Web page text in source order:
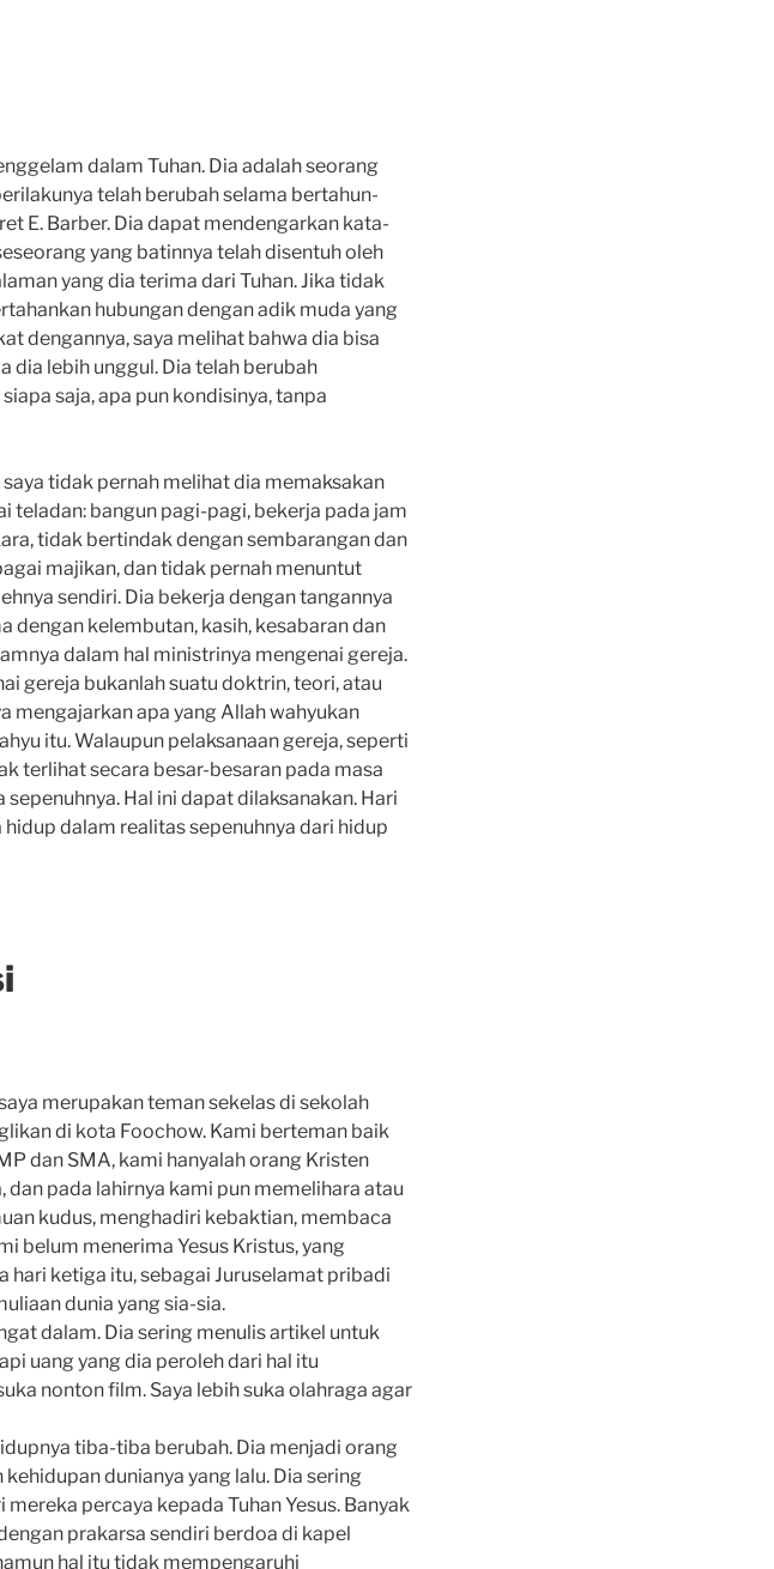
dalam Tuhan. Dia adalah seorang
telah berubah selama bertahun-
E. Barber. Dia dapat mendengarkan kata-
yang batinnya telah disentuh oleh
yang dia terima dari Tuhan. Jika tidak
hubungan dengan adik muda yang
dengannya, saya melihat bahwa dia bisa
dia lebih unggul. Dia telah berubah
saja, apa pun kondisinya, tanpa
tidak pernah melihat dia memaksakan
teladan: bangun pagi-pagi, bekerja pada jam
tidak bertindak dengan sembarangan dan
majikan, dan tidak pernah menuntut
sendiri. Dia bekerja de­ngan tangannya
dengan kelembutan, kasih, kesa­baran dan
dalam hal ministrinya mengenai gereja.
gereja bu­kanlah suatu doktrin, teori, atau
mengajarkan apa yang Allah wahyukan
itu. Walaupun pelaksanaan gereja, seperti
terlihat secara besar-besaran pada masa
Hal ini dapat dilaksana­kan. Hari
dalam realitas sepenuhnya dari hidup
merupakan teman sekelas di sekolah
di kota Foochow. Kami berteman baik
dan SMA, kami hanyalah orang Kristen
pada lahirnya kami pun memelihara atau
kudus, menghadiri kebaktian, membaca
belum menerima Yesus Kristus, yang
ketiga itu, sebagai Juruselamat pribadi
dunia yang sia-sia.
dalam. Dia sering menulis artikel untuk
uang yang dia peroleh dari hal itu
nonton film. Saya lebih suka olahraga agar
tiba-tiba berubah. Dia menjadi orang
dunianya yang lalu. Dia sering
per­caya kepada Tuhan Yesus. Banyak
prakarsa sendiri berdoa di kapel
hal itu tidak mempe­ngaruhi